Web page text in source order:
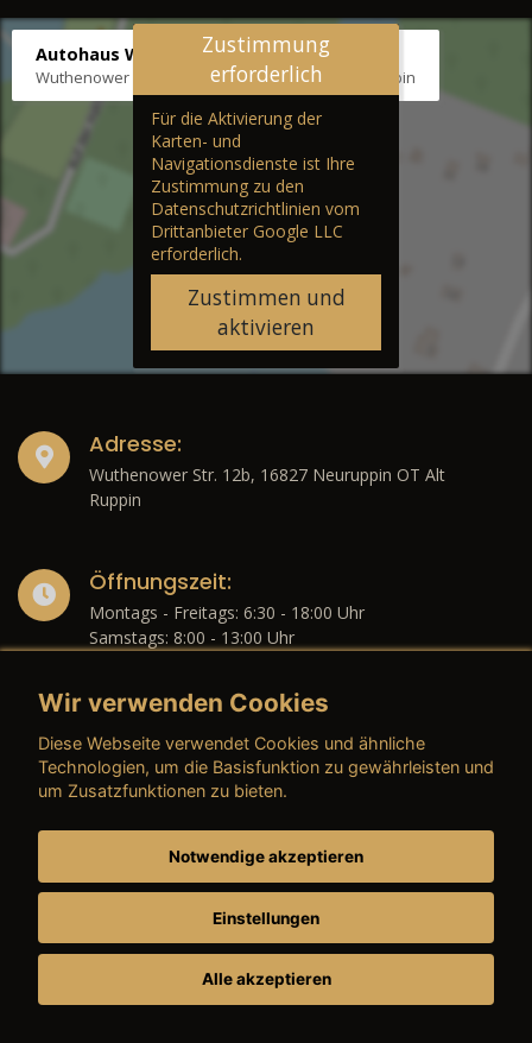
Autohaus Wernicke
Wuthenower Str. 12b, 16827 Neuruppin OT Alt Ruppin
Zustimmung
erforderlich
Für die Aktivierung der
Karten- und
Navigationsdienste ist Ihre
Zustimmung zu den
Datenschutzrichtlinien vom
Drittanbieter Google LLC
erforderlich.
Zustimmen und
aktivieren
Adresse:
Wuthenower Str. 12b, 16827 Neuruppin OT Alt
Ruppin
Öffnungszeit:
Montags - Freitags: 6:30 - 18:00 Uhr
Samstags: 8:00 - 13:00 Uhr
eMail:
info@autohaus-wernicke.de
Telefon:
0 33 91 / 7 80 50
Wir verwenden Cookies
Diese Webseite verwendet Cookies und ähnliche
Technologien, um die Basisfunktion zu gewährleisten und
um Zusatzfunktionen zu bieten.
Notwendige akzeptieren
Einstellungen
Alle akzeptieren